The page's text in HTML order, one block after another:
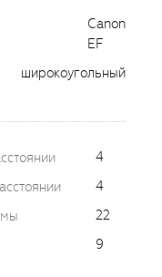
Canon
EF
широкоугольный
4
4
22
9